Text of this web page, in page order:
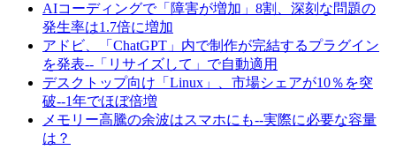
AIコーディングで「障害が増加」8割、深刻な問題の
発生率は1.7倍に増加
アドビ、「ChatGPT」内で制作が完結するプラグイン
を発表--「リサイズして」で自動適用
デスクトップ向け「Linux」、市場シェアが10％を突
破--1年でほぼ倍増
メモリー高騰の余波はスマホにも--実際に必要な容量
は？